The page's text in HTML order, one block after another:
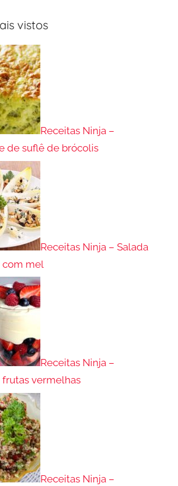
vistos
Receitas Ninja –
de suflê de brócolis
Receitas Ninja – Salada
mel
Receitas Ninja –
vermelhas
Receitas Ninja –